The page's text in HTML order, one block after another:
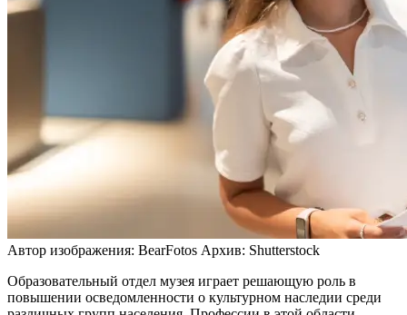
Автор изображения: BearFotos Архив: Shutterstock
Образовательный отдел музея играет решающую роль в
повышении осведомленности о культурном наследии среди